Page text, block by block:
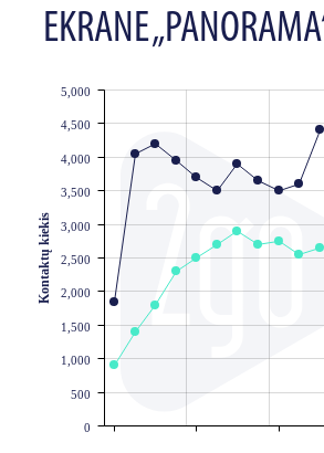
EKRANE
0
500
1,000
1,500
2,000
2,500
3,000
3,500
4,000
4,500
5,000
Kontaktų kiekis